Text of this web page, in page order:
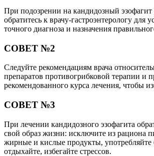
При подозрении на кандидозный эзофагит
обратитесь к врачу-гастроэнтерологу для
точного диагноза и назначения
СОВЕТ №2
Следуйте рекомендациям врача
препаратов противогрибковой терапии и
рекомендованного курса лечения, чтобы
СОВЕТ №3
При лечении кандидозного эзофагита
свой образ жизни: исключите из рациона
жирные и кислые продукты, употребляйте
отдыхайте, избегайте стрессов.